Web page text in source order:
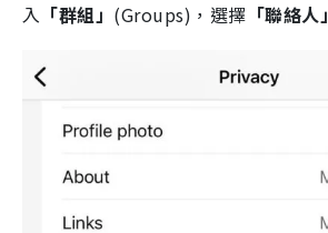
入 「群組」 (Groups)，選擇 「聯絡人」